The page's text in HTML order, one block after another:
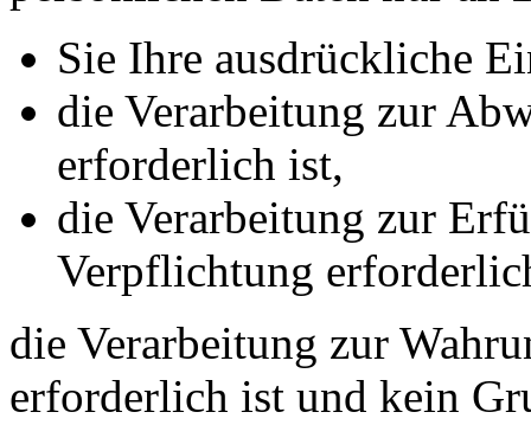
Sie Ihre ausdrückliche
die Verarbeitung zur
erforderlich ist,
die Verarbeitung zur
Verpflichtung
die Verarbeitung zur
erforderlich ist und kein